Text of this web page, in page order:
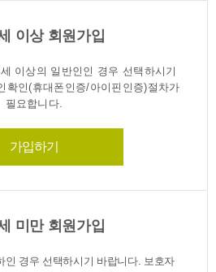
이상 회원가입
이상의 일반인인 경우 선택하시기
확인(휴대폰인증/아이핀인증)절차가
필요합니다.
가입하기
미만 회원가입
인 경우 선택하시기 바랍니다. 보호자